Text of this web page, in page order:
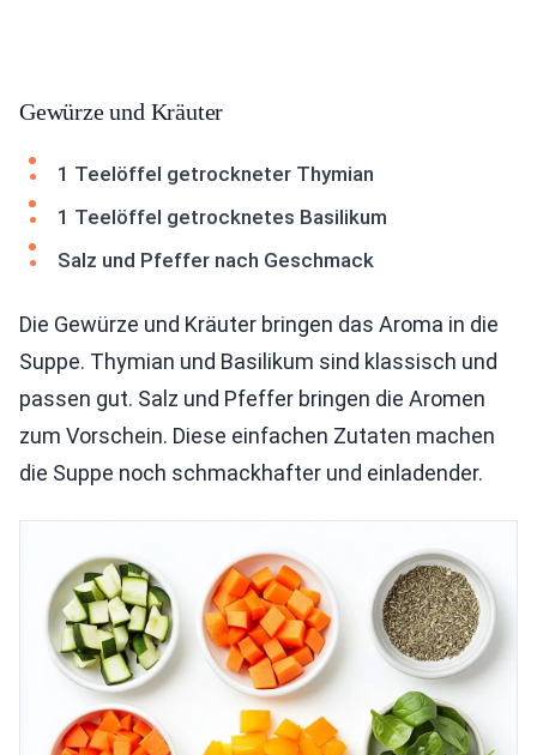
Gewürze und Kräuter
1 Teelöffel getrockneter Thymian
1 Teelöffel getrocknetes Basilikum
Salz und Pfeffer nach Geschmack
Die Gewürze und Kräuter bringen das Aroma in die
Suppe. Thymian und Basilikum sind klassisch und
passen gut. Salz und Pfeffer bringen die Aromen
zum Vorschein. Diese einfachen Zutaten machen
die Suppe noch schmackhafter und einladender.